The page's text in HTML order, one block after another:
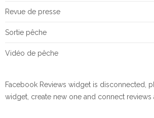
Revue de presse
Sortie pêche
Vidéo de pêche
Facebook Reviews widget is disconnected,
widget, create new one and connect reviews